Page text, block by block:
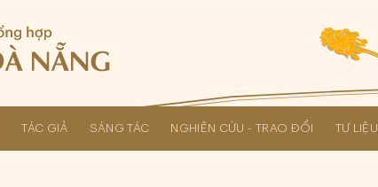
TÁC GIẢ SÁNG TÁC NGHIÊN CỨU - TRAO ĐỔI TƯ LIỆU